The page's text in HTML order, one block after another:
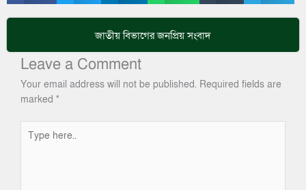
জাতীয়বিভাগের জনপ্রিয় সংবাদ
Leave a Comment
Your email address will not be published. Required fields are
marked *
here..